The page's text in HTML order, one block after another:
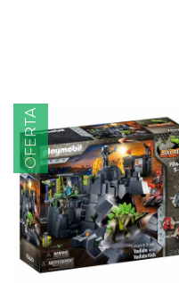
OFERTA